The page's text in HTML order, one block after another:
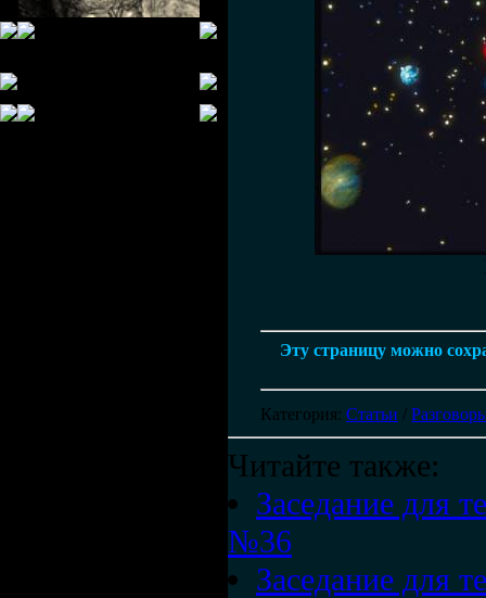
Эту страницу можно
Категория: Статьи /
Читайте также:
Заседание для
№36
Заседание для